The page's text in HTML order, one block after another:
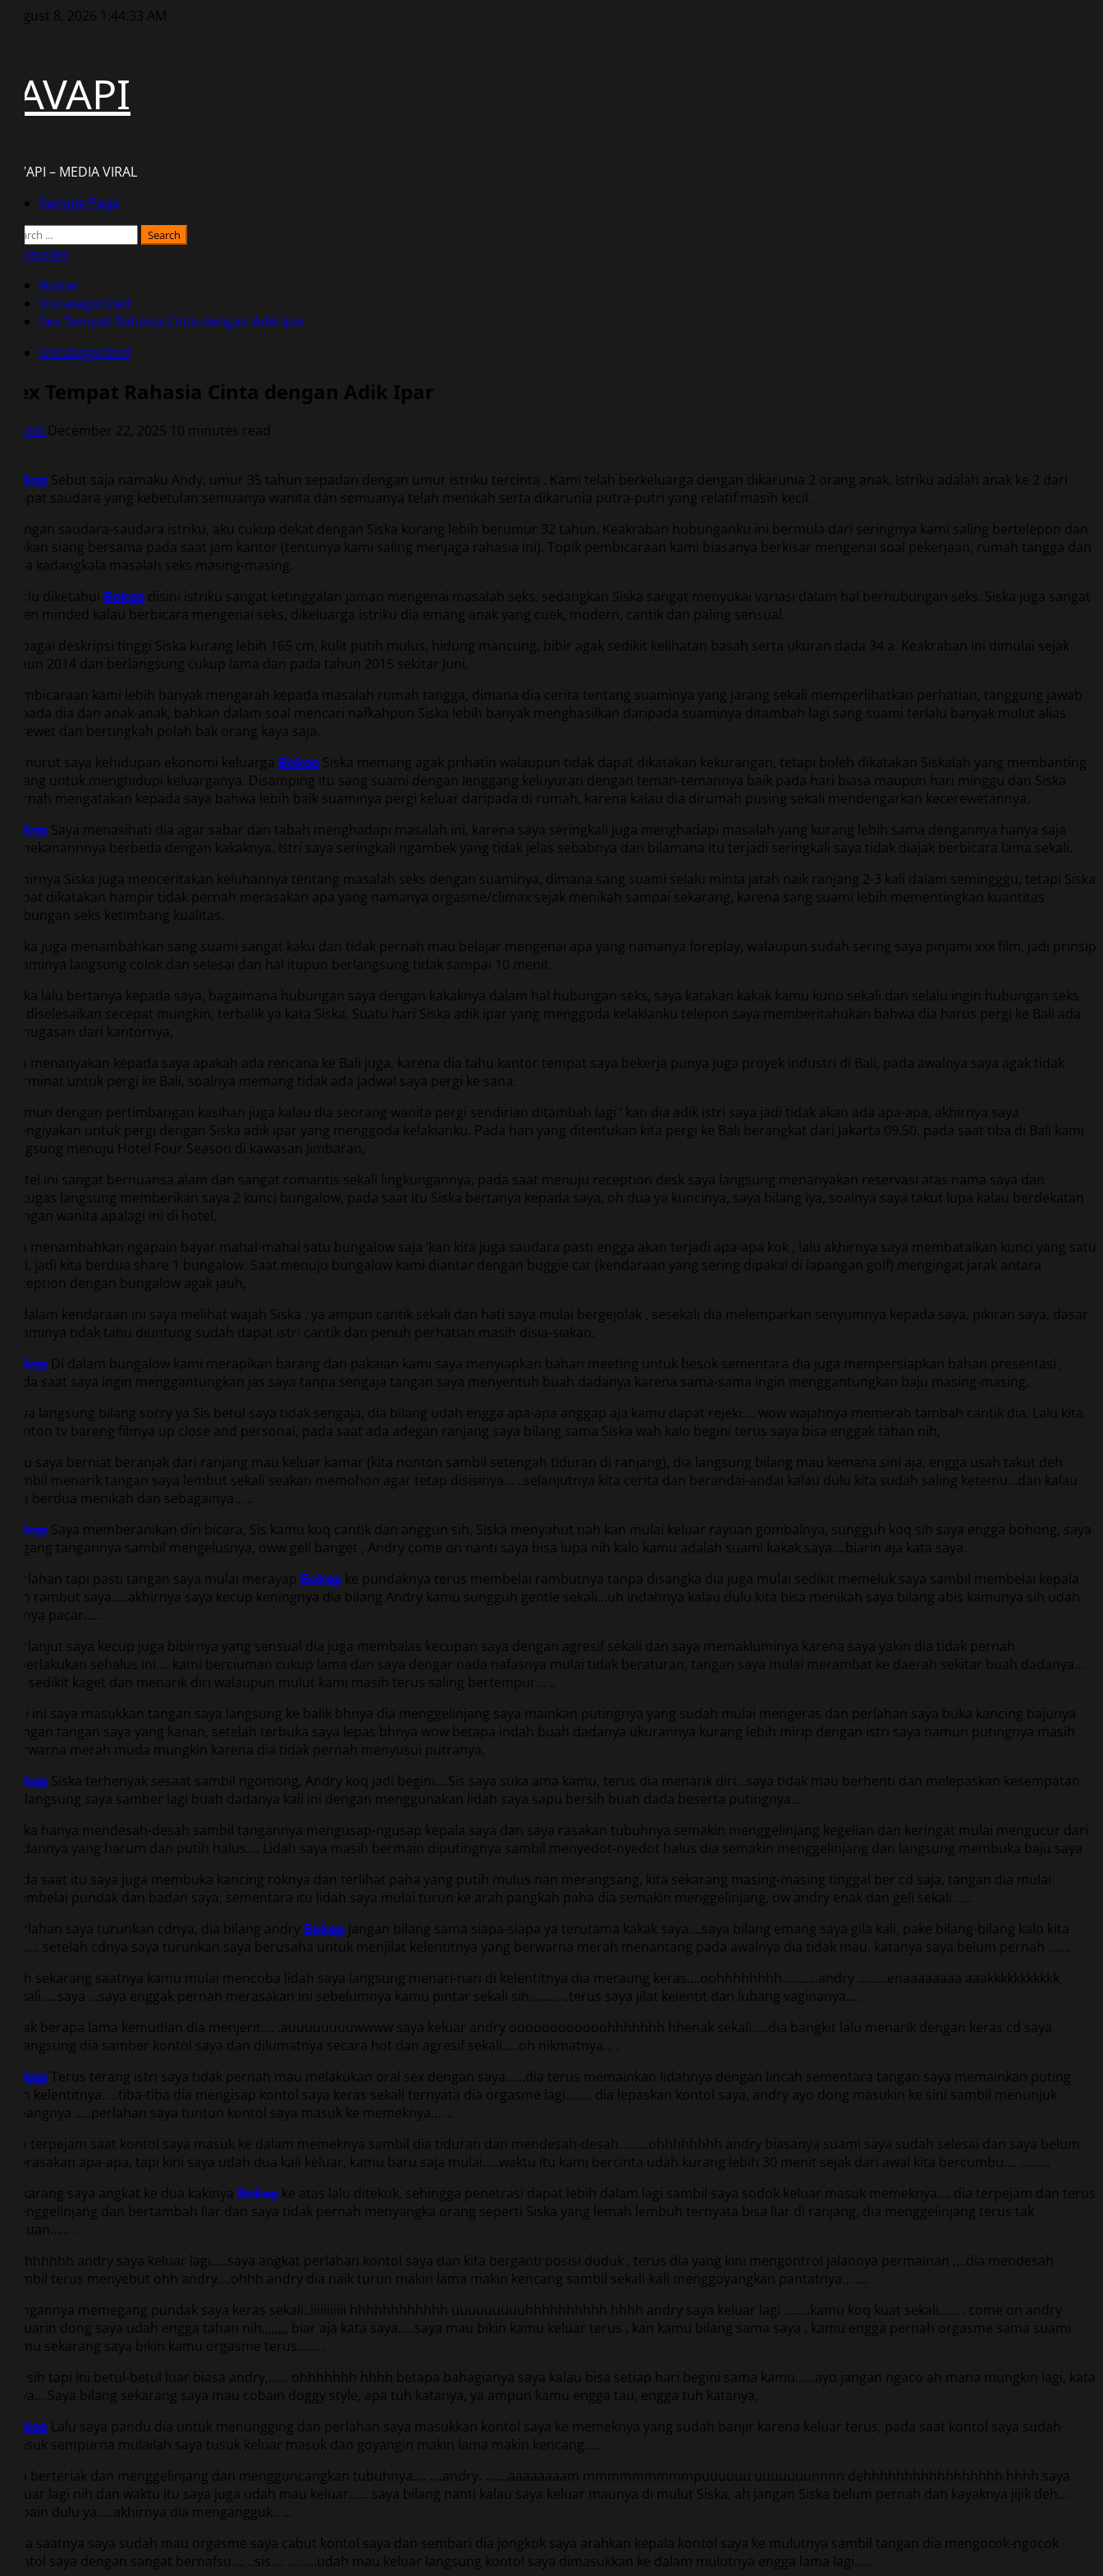
Skip
August 8, 2026 1:44:34 AM
JAVAPI
JAVAPI – MEDIA VIRAL
PrimarySample Page
Search
for:
Subscribe
Home
Uncategorized
Sex Tempat Rahasia Cinta dengan Adik Ipar
Uncategorized
Sex Tempat Rahasia Cinta dengan Adik Ipar
vqvnp December 22, 2025 10 minutes read
Bokep Sebut saja namaku Andy, umur 35 tahun sepadan dengan umur istriku tercinta . Kami telah berkeluarga dengan dikarunia 2 orang anak. Istriku adalah anak ke 2 dari
empat saudara yang kebetulan semuanya wanita dan semuanya telah menikah serta dikarunia putra-putri yang relatif masih kecil.
Dengan saudara-saudara istriku, aku cukup dekat dengan Siska kurang lebih berumur 32 tahun. Keakraban hubunganku ini bermula dari seringnya kami saling bertelepon dan
makan siang bersama pada saat jam kantor (tentunya kami saling menjaga rahasia ini). Topik pembicaraan kami biasanya berkisar mengenai soal pekerjaan, rumah tangga dan
juga kadangkala masalah seks masing-masing.
Perlu diketahui Bokep disini istriku sangat ketinggalan jaman mengenai masalah seks, sedangkan Siska sangat menyukai variasi dalam hal berhubungan seks. Siska juga sangat
open minded kalau berbicara mengenai seks, dikeluarga istriku dia emang anak yang cuek, modern, cantik dan paling sensual.
Sebagai deskripsi tinggi Siska kurang lebih 165 cm, kulit putih mulus, hidung mancung, bibir agak sedikit kelihatan basah serta ukuran dada 34 a. Keakraban ini dimulai sejak
tahun 2014 dan berlangsung cukup lama dan pada tahun 2015 sekitar Juni,
Pembicaraan kami lebih banyak mengarah kepada masalah rumah tangga, dimana dia cerita tentang suaminya yang jarang sekali memperlihatkan perhatian, tanggung jawab
kepada dia dan anak-anak, bahkan dalam soal mencari nafkahpun Siska lebih banyak menghasilkan daripada suaminya ditambah lagi sang suami terlalu banyak mulut alias
cerewet dan bertingkah polah bak orang kaya saja.
Menurut saya kehidupan ekonomi keluarga Bokep Siska memang agak prihatin walaupun tidak dapat dikatakan kekurangan, tetapi boleh dikatakan Siskalah yang membanting
tulang untuk menghidupi keluarganya. Disamping itu sang suami dengan lenggang keluyuran dengan teman-temannya baik pada hari biasa maupun hari minggu dan Siska
pernah mengatakan kepada saya bahwa lebih baik suaminya pergi keluar daripada di rumah, karena kalau dia dirumah pusing sekali mendengarkan kecerewetannya.
Bokep Saya menasihati dia agar sabar dan tabah menghadapi masalah ini, karena saya seringkali juga menghadapi masalah yang kurang lebih sama dengannya hanya saja
penekanannnya berbeda dengan kakaknya. Istri saya seringkali ngambek yang tidak jelas sebabnya dan bilamana itu terjadi seringkali saya tidak diajak berbicara lama sekali.
Akhirnya Siska juga menceritakan keluhannya tentang masalah seks dengan suaminya, dimana sang suami selalu minta jatah naik ranjang 2-3 kali dalam semingggu, tetapi Siska
dapat dikatakan hampir tidak pernah merasakan apa yang namanya orgasme/climax sejak menikah sampai sekarang, karena sang suami lebih mementingkan kuantitas
hubungan seks ketimbang kualitas.
Siska juga menambahkan sang suami sangat kaku dan tidak pernah mau belajar mengenai apa yang namanya foreplay, walaupun sudah sering saya pinjami xxx film, jadi prinsip
suaminya langsung colok dan selesai dan hal itupun berlangsung tidak sampai 10 menit.
Siska lalu bertanya kepada saya, bagaimana hubungan saya dengan kakaknya dalam hal hubungan seks, saya katakan kakak kamu kuno sekali dan selalu ingin hubungan seks
itu diselesaikan secepat mungkin, terbalik ya kata Siska. Suatu hari Siska adik ipar yang menggoda kelakianku telepon saya memberitahukan bahwa dia harus pergi ke Bali ada
penugasan dari kantornya,
Dia menanyakan kepada saya apakah ada rencana ke Bali juga, karena dia tahu kantor tempat saya bekerja punya juga proyek industri di Bali, pada awalnya saya agak tidak
berminat untuk pergi ke Bali, soalnya memang tidak ada jadwal saya pergi ke sana.
Namun dengan pertimbangan kasihan juga kalau dia seorang wanita pergi sendirian ditambah lagi ‘ kan dia adik istri saya jadi tidak akan ada apa-apa, akhirnya saya
mengiyakan untuk pergi dengan Siska adik ipar yang menggoda kelakianku. Pada hari yang ditentukan kita pergi ke Bali berangkat dari Jakarta 09.50, pada saat tiba di Bali kami
langsung menuju Hotel Four Season di kawasan Jimbaran,
Hotel ini sangat bernuansa alam dan sangat romantis sekali lingkungannya, pada saat menuju reception desk saya langsung menanyakan reservasi atas nama saya dan
petugas langsung memberikan saya 2 kunci bungalow, pada saat itu Siska bertanya kepada saya, oh dua ya kuncinya, saya bilang iya, soalnya saya takut lupa kalau berdekatan
dengan wanita apalagi ini di hotel,
Dia menambahkan ngapain bayar mahal-mahal satu bungalow saja ‘kan kita juga saudara pasti engga akan terjadi apa-apa kok , lalu akhirnya saya membatalkan kunci yang satu
lagi, jadi kita berdua share 1 bungalow. Saat menuju bungalow kami diantar dengan buggie car (kendaraan yang sering dipakai di lapangan golf) mengingat jarak antara
reception dengan bungalow agak jauh,
Didalam kendaraan ini saya melihat wajah Siska , ya ampun cantik sekali dan hati saya mulai bergejolak , sesekali dia melemparkan senyumnya kepada saya, pikiran saya, dasar
suaminya tidak tahu diuntung sudah dapat istri cantik dan penuh perhatian masih disia-siakan.
Bokep Di dalam bungalow kami merapikan barang dan pakaian kami saya menyiapkan bahan meeting untuk besok sementara dia juga mempersiapkan bahan presentasi ,
pada saat saya ingin menggantungkan jas saya tanpa sengaja tangan saya menyentuh buah dadanya karena sama-sama ingin menggantungkan baju masing-masing,
Saya langsung bilang sorry ya Sis betul saya tidak sengaja, dia bilang udah engga apa-apa anggap aja kamu dapat rejeki…. wow wajahnya memerah tambah cantik dia. Lalu kita
nonton tv bareng filmya up close and personal, pada saat ada adegan ranjang saya bilang sama Siska wah kalo begini terus saya bisa enggak tahan nih,
Lalu saya berniat beranjak dari ranjang mau keluar kamar (kita nonton sambil setengah tiduran di ranjang), dia langsung bilang mau kemana sini aja, engga usah takut deh
sambil menarik tangan saya lembut sekali seakan memohon agar tetap disisinya… ..selanjutnya kita cerita dan berandai-andai kalau dulu kita sudah saling ketemu…dan kalau
kita berdua menikah dan sebagainya.. …
Bokep Saya memberanikan diri bicara, Sis kamu koq cantik dan anggun sih, Siska menyahut nah kan mulai keluar rayuan gombalnya, sungguh koq sih saya engga bohong, saya
pegang tangannya sambil mengelusnya, oww geli banget , Andry come on nanti saya bisa lupa nih kalo kamu adalah suami kakak saya….biarin aja kata saya.
Perlahan tapi pasti tangan saya mulai merayap Bokep ke pundaknya terus membelai rambutnya tanpa disangka dia juga mulai sedikit memeluk saya sambil membelai kepala
dan rambut saya…..akhirnya saya kecup keningnya dia bilang Andry kamu sungguh gentle sekali…uh indahnya kalau dulu kita bisa menikah saya bilang abis kamunya sih udah
punya pacar…..
Berlanjut saya kecup juga bibirnya yang sensual dia juga membalas kecupan saya dengan agresif sekali dan saya memakluminya karena saya yakin dia tidak pernah
diperlakukan sehalus ini…. kami berciuman cukup lama dan saya dengar nada nafasnya mulai tidak beraturan, tangan saya mulai merambat ke daerah sekitar buah dadanya…
dia sedikit kaget dan menarik diri walaupun mulut kami masih terus saling bertempur… ..
Kali ini saya masukkan tangan saya langsung ke balik bhnya dia menggelinjang saya mainkan putingnya yang sudah mulai mengeras dan perlahan saya buka kancing bajunya
dengan tangan saya yang kanan, setelah terbuka saya lepas bhnya wow betapa indah buah dadanya ukurannya kurang lebih mirip dengan istri saya namun putingnya masih
berwarna merah muda mungkin karena dia tidak pernah menyusui putranya,
Bokep Siska terhenyak sesaat sambil ngomong, Andry koq jadi begini….Sis saya suka ama kamu, terus dia menarik diri…saya tidak mau berhenti dan melepaskan kesempatan
ini langsung saya samber lagi buah dadanya kali ini dengan menggunakan lidah saya sapu bersih buah dada beserta putingnya…
Siska hanya mendesah-desah sambil tangannya mengusap-ngusap kepala saya dan saya rasakan tubuhnya semakin menggelinjang kegelian dan keringat mulai mengucur dari
badannya yang harum dan putih halus…. Lidah saya masih bermain diputingnya sambil menyedot-nyedot halus dia semakin menggelinjang dan langsung membuka baju saya
Pada saat itu saya juga membuka kancing roknya dan terlihat paha yang putih mulus nan merangsang, kita sekarang masing-masing tinggal ber cd saja, tangan dia mulai
membelai pundak dan badan saya, sementara itu lidah saya mulai turun ke arah pangkah paha dia semakin menggelinjang, ow andry enak dan geli sekali …..
Perlahan saya turunkan cdnya, dia bilang andry Bokep jangan bilang sama siapa-siapa ya terutama kakak saya….saya bilang emang saya gila kali, pake bilang-bilang kalo kita
………. setelah cdnya saya turunkan saya berusaha untuk menjilat kelentitnya yang berwarna merah menantang pada awalnya dia tidak mau, katanya saya belum pernah ……,
Nah sekarang saatnya kamu mulai mencoba lidah saya langsung menari-nari di kelentitnya dia meraung keras….oohhhhhhhh………..andry ………enaaaaaaaa aaakkkkkkkkkkk
sekali…..saya …saya enggak pernah merasakan ini sebelumnya kamu pintar sekali sih……… ..terus saya jilat kelentit dan lubang vaginanya… ..
tidak berapa lama kemudian dia menjerit…. .auuuuuuuuwwww saya keluar andry oooooooooooohhhhhhh hhenak sekali…..dia bangkit lalu menarik dengan keras cd saya
….langsung dia samber kontol saya dan dilumatnya secara hot dan agresif sekali…..oh nikmatnya… .
Bokep Terus terang istri saya tidak pernah mau melakukan oral sex dengan saya……dia terus memainkan lidahnya dengan lincah sementara tangan saya memainkan puting
dan kelentitnya. …tiba-tiba dia mengisap kontol saya keras sekali ternyata dia orgasme lagi…….. dia lepaskan kontol saya, andry ayo dong masukin ke sini sambil menunjuk
lobangnya …..perlahan saya tuntun kontol saya masuk ke memeknya…. ..
Dia terpejam saat kontol saya masuk ke dalam memeknya sambil dia tiduran dan mendesah-desah. …….ohhhhhhhh andry biasanya suami saya sudah selesai dan saya belum
merasakan apa-apa, tapi kini saya udah dua kali keluar, kamu baru saja mulai…..waktu itu kami bercinta udah kurang lebih 30 menit sejak dari awal kita bercumbu…. ………
Sekarang saya angkat ke dua kakinya Bokep ke atas lalu ditekuk, sehingga penetrasi dapat lebih dalam lagi sambil saya sodok keluar masuk memeknya…. dia terpejam dan terus
menggelinjang dan bertambah liar dan saya tidak pernah menyangka orang seperti Siska yang lemah lembuh ternyata bisa liar di ranjang, dia menggelinjang terus tak
keruan…… .
Uhhhhhhh andry saya keluar lagi…..saya angkat perlahan kontol saya dan kita berganti posisi duduk , terus dia yang kini mengontrol jalannya permainan ,…dia mendesah
sambil terus menyebut ohh andry….ohhh andry dia naik turun makin lama makin kencang sambil sekali-kali menggoyangkan pantatnya… ….
Tangannya memegang pundak saya keras sekali..iiiiiiiiiii hhhhhhhhhhhh uuuuuuuuuhhhhhhhhhh hhhh andry saya keluar lagi ……..kamu koq kuat sekali…… . come on andry
keluarin dong saya udah engga tahan nih,,,,,,,, biar aja kata saya…..saya mau bikin kamu keluar terus , kan kamu bilang sama saya , kamu engga pernah orgasme sama suami
kamu sekarang saya bikin kamu orgasme terus……. .
Iya sih tapi ini betul-betul luar biasa andry,…… ohhhhhhh hhhh betapa bahagianya saya kalau bisa setiap hari begini sama kamu……ayo jangan ngaco ah mana mungkin lagi, kata
saya… Saya bilang sekarang saya mau cobain doggy style, apa tuh katanya, ya ampun kamu engga tau, engga tuh katanya,
Bokep Lalu saya pandu dia untuk menungging dan perlahan saya masukkan kontol saya ke memeknya yang sudah banjir karena keluar terus, pada saat kontol saya sudah
masuk sempurna mulailah saya tusuk keluar masuk dan goyangin makin lama makin kencang…..
Dia berteriak dan menggelinjang dan mengguncangkan tubuhnya…. ….andry. …….aaaaaaaam mmmmmmmmmpuuuuuu uuuuuuunnnn dehhhhhhhhhhhhhhhhh hhhh saya
keluar lagi nih dan waktu itu saya juga udah mau keluar…… saya bilang nanti kalau saya keluar maunya di mulut Siska, ah jangan Siska belum pernah dan kayaknya jijik deh…
cobain dulu ya…..akhirnya dia mengangguk.. …
Tiba saatnya saya sudah mau orgasme saya cabut kontol saya dan sembari dia jongkok saya arahkan kepala kontol saya ke mulutnya sambil tangan dia mengocok-ngocok
kontol saya dengan sangat bernafsu…. ..sis…. … …..udah mau keluar langsung kontol saya dimasukkan ke dalam mulutnya engga lama lagi…..